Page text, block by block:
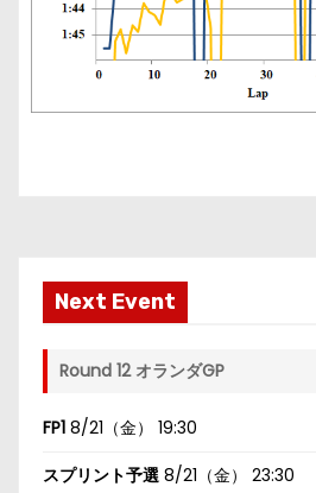
Next Event
Round 12 オランダGP
FP1 8/21（金） 19:30
スプリント予選 8/21（金） 23:30